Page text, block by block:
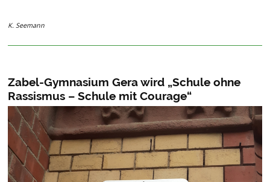
K. Seemann
Zabel-Gymnasium Gera wird „Schule ohne
Rassismus – Schule mit Courage“